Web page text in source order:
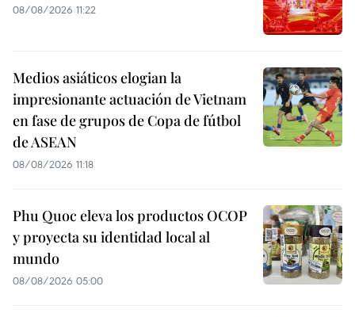
08/08/2026 11:22
Medios asiáticos elogian la
impresionante actuación de Vietnam
en fase de grupos de Copa de fútbol
de ASEAN
08/08/2026 11:18
Phu Quoc eleva los productos OCOP
y proyecta su identidad local al
mundo
08/08/2026 05:00